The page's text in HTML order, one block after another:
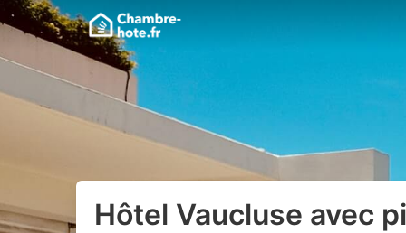
Hôtel Vaucluse avec